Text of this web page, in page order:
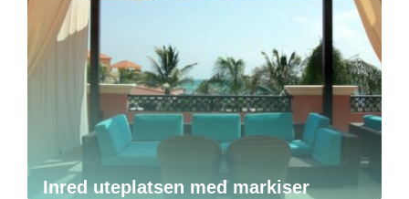
Inred uteplatsen med markiser